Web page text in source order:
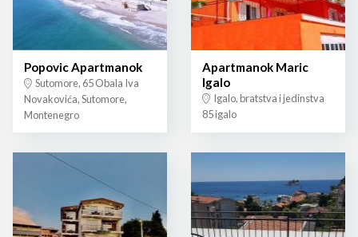
Popovic Apartmanok
Sutomore, 65 Obala Iva
Novakovića, Sutomore,
Montenegro
Apartmanok Maric
Igalo
Igalo, bratstva i jedinstva
85 igalo